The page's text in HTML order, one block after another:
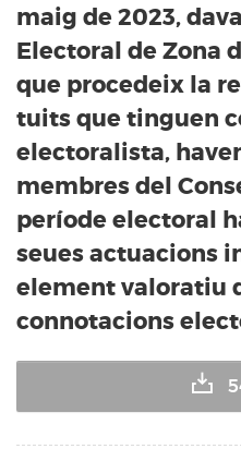
maig de 2023,
Electoral de Zona
que procedeix la
tuits que tinguen
electoralista,
membres del
període electoral
seues actuacions
element valoratiu
connotacions